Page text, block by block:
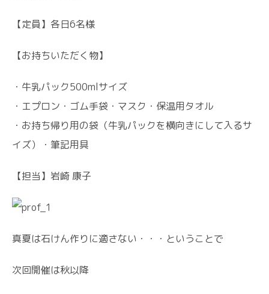
【定員】各日6名様
【お持ちいただく物】
・牛乳パック500mlサイズ
・エプロン・ゴム手袋・マスク・保温用タオル
・お持ち帰り用の袋（牛乳パックを横向きにして入るサ
イズ）・筆記用具
【担当】岩崎 康子
真夏は石けん作りに適さない・・・ということで
次回開催は秋以降